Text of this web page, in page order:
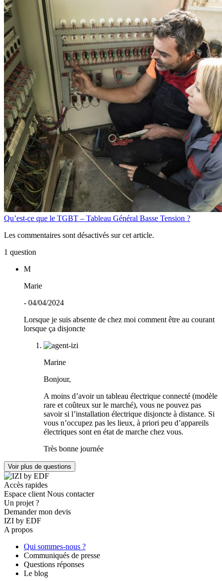
Qu’est-ce que le TGBT – Tableau Général Basse Tension ?
Les commentaires sont désactivés sur cet article.
1 question
M
Marie
- 04/04/2024
Lorsque je suis absente de chez moi comment être au courant
lorsque ça disjoncte
Marine
Bonjour,
A moins d’avoir un tableau électrique connecté (modèle
rare et coûteux sur le marché), vous ne pouvez pas
savoir si l’installation électrique disjoncte à distance. Si
vous n’occupez pas les lieux, à priori peu d’appareils
électriques sont en état de marche chez vous.
Très bonne journée
Voir plus de questions
Accès rapides
Espace client Nous contacter
Un projet ?
Demander mon devis
IZI by EDF
A propos
Qui sommes-nous ?
Communiqués de presse
Questions réponses
Le blog